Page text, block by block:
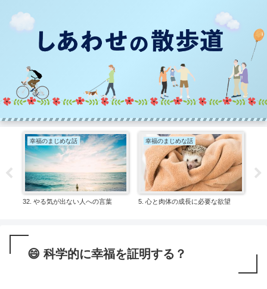
幸福のまじめな話
32. やる気が出ない人への言葉
幸福のまじめな話
5. 心と肉体の成長に必要な欲望
😄 科学的に幸福を証明する？